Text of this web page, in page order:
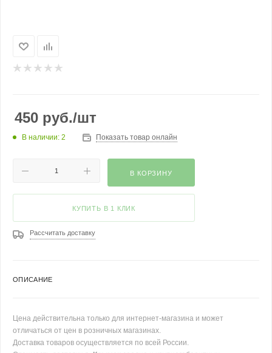
450 руб./шт
В наличии: 2 Показать товар онлайн
В КОРЗИНУ
КУПИТЬ В 1 КЛИК
Рассчитать доставку
ОПИСАНИЕ
Цена действительна только для интернет-магазина и может
отличаться от цен в розничных магазинах.
Доставка товаров осуществляется по всей России.